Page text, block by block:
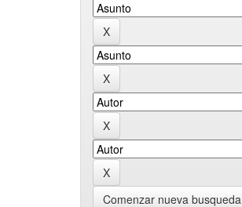
Comenzar nueva busqueda